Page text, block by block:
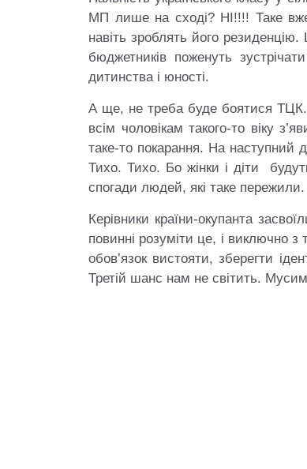
МП лише на сході? НІ!!!! Таке
навіть зроблять його
бюджетників поженуть
дитинства і юності.
А ще, не треба буде боятися ТЦК.
всім чоловікам такого-то віку
таке-то покарання. На наступний
Тихо. Тихо. Бо жінки і діти
спогади людей, які таке пережили.
Керівники країни-окупанта
повинні розуміти це, і виключно
обов’язок вистояти, зберегти
Третій шанс нам не світить.